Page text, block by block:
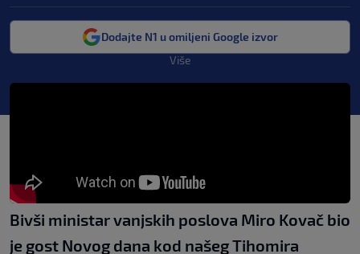
Dodajte N1 u omiljeni Google izvor
Više
Bivši ministar vanjskih poslova Miro Kovač bio
je gost Novog dana kod našeg Tihomira